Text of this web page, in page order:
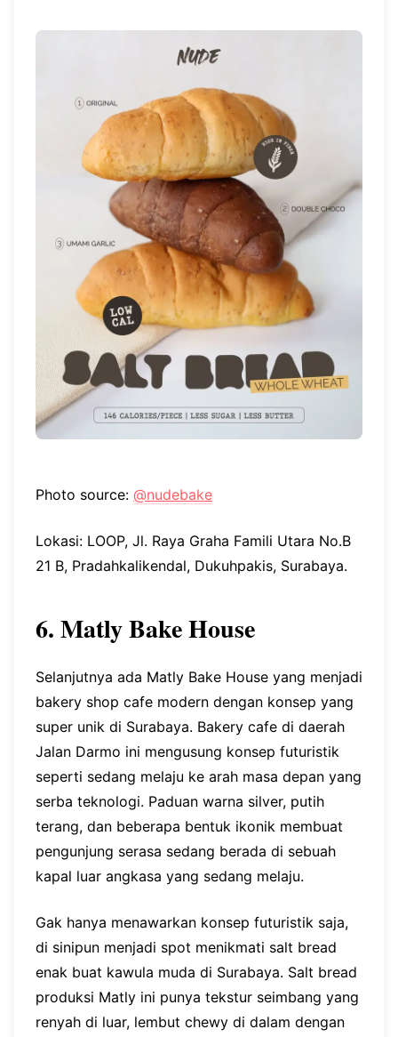
Photo source: @nudebake
Lokasi: LOOP, Jl. Raya Graha Famili Utara No.B
21 B, Pradahkalikendal, Dukuhpakis, Surabaya.
6. Matly Bake House
Selanjutnya ada Matly Bake House yang menjadi
bakery shop cafe modern dengan konsep yang
super unik di Surabaya. Bakery cafe di daerah
Jalan Darmo ini mengusung konsep futuristik
seperti sedang melaju ke arah masa depan yang
serba teknologi. Paduan warna silver, putih
terang, dan beberapa bentuk ikonik membuat
pengunjung serasa sedang berada di sebuah
kapal luar angkasa yang sedang melaju.
Gak hanya menawarkan konsep futuristik saja,
di sinipun menjadi spot menikmati salt bread
enak buat kawula muda di Surabaya. Salt bread
produksi Matly ini punya tekstur seimbang yang
renyah di luar, lembut chewy di dalam dengan